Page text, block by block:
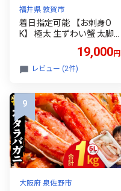
福井県 敦賀市
着日指定可能 【お刺身O
K】 極太 生ずわい蟹 太脚
重量500g～2.5kg / 解凍後
400g～2kg【甲羅組 かに
わい ズワイ ポーション 脚
だけ 生 生食 刺身 しゃぶし
ゃぶ カニしゃぶ お中元 お
歳暮 ギフト 贈り物 】[024-
c022/024-c023]
19,000円
レビュー (2件)
大阪府 泉佐野市